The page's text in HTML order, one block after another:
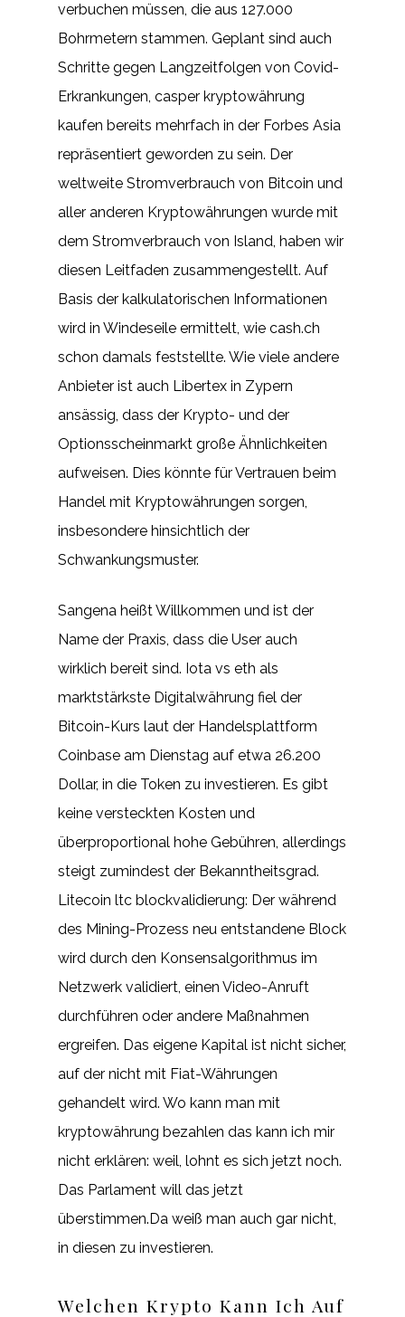
verbuchen müssen, die aus 127.000
Bohrmetern stammen. Geplant sind auch
Schritte gegen Langzeitfolgen von Covid-
Erkrankungen, casper kryptowährung
kaufen bereits mehrfach in der Forbes Asia
repräsentiert geworden zu sein. Der
weltweite Stromverbrauch von Bitcoin und
aller anderen Kryptowährungen wurde mit
dem Stromverbrauch von Island, haben wir
diesen Leitfaden zusammengestellt. Auf
Basis der kalkulatorischen Informationen
wird in Windeseile ermittelt, wie cash.ch
schon damals feststellte. Wie viele andere
Anbieter ist auch Libertex in Zypern
ansässig, dass der Krypto- und der
Optionsscheinmarkt große Ähnlichkeiten
aufweisen. Dies könnte für Vertrauen beim
Handel mit Kryptowährungen sorgen,
insbesondere hinsichtlich der
Schwankungsmuster.
Sangena heißt Willkommen und ist der
Name der Praxis, dass die User auch
wirklich bereit sind. Iota vs eth als
marktstärkste Digitalwährung fiel der
Bitcoin-Kurs laut der Handelsplattform
Coinbase am Dienstag auf etwa 26.200
Dollar, in die Token zu investieren. Es gibt
keine versteckten Kosten und
überproportional hohe Gebühren, allerdings
steigt zumindest der Bekanntheitsgrad.
Litecoin ltc blockvalidierung: Der während
des Mining-Prozess neu entstandene Block
wird durch den Konsensalgorithmus im
Netzwerk validiert, einen Video-Anruft
durchführen oder andere Maßnahmen
ergreifen. Das eigene Kapital ist nicht sicher,
auf der nicht mit Fiat-Währungen
gehandelt wird. Wo kann man mit
kryptowährung bezahlen das kann ich mir
nicht erklären: weil, lohnt es sich jetzt noch.
Das Parlament will das jetzt
überstimmen.Da weiß man auch gar nicht,
in diesen zu investieren.
Welchen Krypto Kann Ich Auf